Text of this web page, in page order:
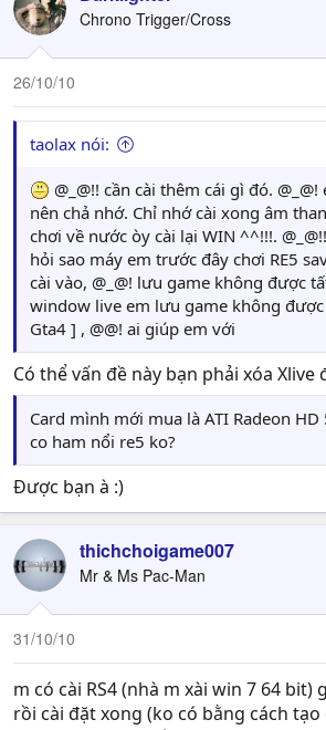
Chrono Trigger/Cross
26/10/10
taolax nói:
@_@!! cần cài thêm cái gì đó.
nên chả nhớ. Chỉ nhớ cài xong âm
chơi về nước òy cài lại WIN ^^!!!.
hỏi sao máy em trước đây chơi RE5
cài vào, @_@! lưu game không được
window live em lưu game không
Gta4 ] , @@! ai giúp em với
Có thể vấn đề này bạn phải xóa Xlive
Card mình mới mua là ATI Radeon
co ham nổi re5 ko?
Được bạn à :)
thichchoigame007
Mr & Ms Pac-Man
31/10/10
m có cài RS4 (nhà m xài win 7 64 bit)
rồi cài đặt xong (ko có bằng cách tạo